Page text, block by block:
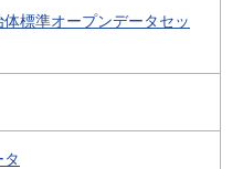
標準オープンデータセッ